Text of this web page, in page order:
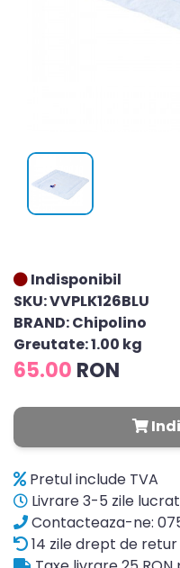
Indisponibil
SKU: VVPLK126BLU
BRAND: Chipolino
Greutate: 1.00 kg
65.00 RON
Pretul include TVA
Livrare 3-5 zile
Contacteaza-ne:
14 zile drept de retur